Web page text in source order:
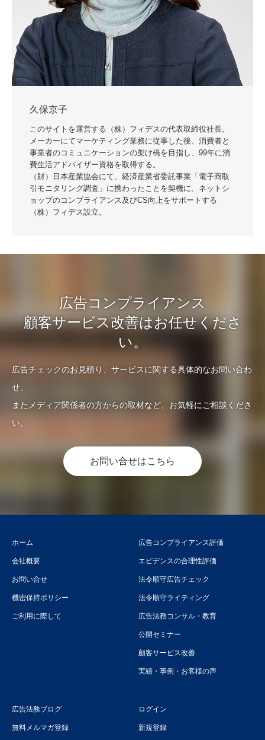
久保京子
このサイトを運営する（株）フィデスの代表取締役社長。
メーカーにてマーケティング業務に従事した後、消費者と
事業者のコミュニケーションの架け橋を目指し、99年に消
費生活アドバイザー資格を取得する。
（財）日本産業協会にて、経済産業省委託事業「電子商取
引モニタリング調査」に携わったことを契機に、ネットシ
ョップのコンプライアンス及びCS向上をサポートする
（株）フィデス設立。
広告コンプライアンス
顧客サービス改善はお任せくださ
い。
広告チェックのお見積り、サービスに関する具体的なお問い合わ
せ、
またメディア関係者の方からの取材など、お気軽にご相談くださ
い。
お問い合せはこちら
ホーム
会社概要
お問い合せ
機密保持ポリシー
ご利用に際して
広告コンプライアンス評価
エビデンスの合理性評価
法令順守広告チェック
法令順守ライティング
広告法務コンサル・教育
公開セミナー
顧客サービス改善
実績・事例・お客様の声
広告法務ブログ
無料メルマガ登録
ログイン
新規登録